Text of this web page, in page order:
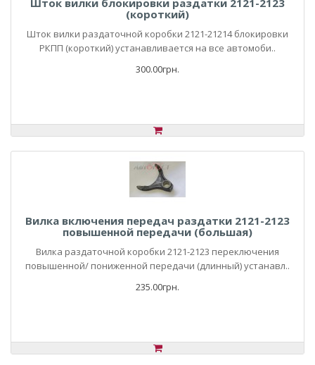
Шток вилки блокировки раздатки 2121-2123
(короткий)
Шток вилки раздаточной коробки 2121-21214 блокировки
РКПП (короткий) устанавливается на все автомоби..
300.00грн.
Вилка включения передач раздатки 2121-2123
повышенной передачи (большая)
Вилка раздаточной коробки 2121-2123 переключения
повышенной/ пониженной передачи (длинный) устанавл..
235.00грн.